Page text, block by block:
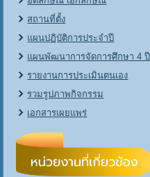
สถานที่ตั้ง
แผนปฏิบัติการประจำปี
แผนพัฒนาการจัดการศึกษา 4 ปี
รายงานการประเมินตนเอง
รวมรูปภาพกิจกรรม
เอกสารเผยแพร่